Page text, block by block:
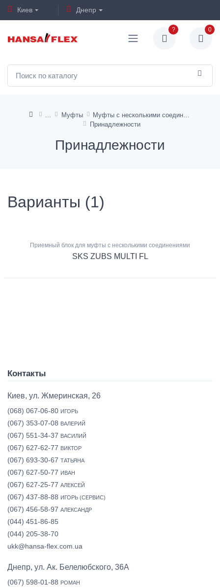
Киев Днепр
? 0
Муфты
Принадлежности
Принадлежности
Варианты (1)
Приемный блок для муфты с несколькими соединениями
SKS ZUBS MULTI FL
Контакты
Киев, ул. Жмеринская, 26
(068) 067-06-80 ИГОРЬ
(067) 353-07-08 ВАЛЕРИЙ
(067) 551-34-37 ВАСИЛИЙ
(067) 627-62-77 ВИКТОР
(067) 693-30-67 ТАТЬЯНА
(067) 627-50-77 ИВАН
(067) 627-25-77 АЛЕКСЕЙ
(067) 437-88-88 ИГОРЬ (СЕРВИС)
(067) 456-58-97 АЛЕКСАНДР
(044) 451-86-85
(044) 205-38-70
ukk@hansa-flex.com.ua
Днепр, ул. Ак. Белелюбского, 36А
(067) 598-01-88 РОМАН